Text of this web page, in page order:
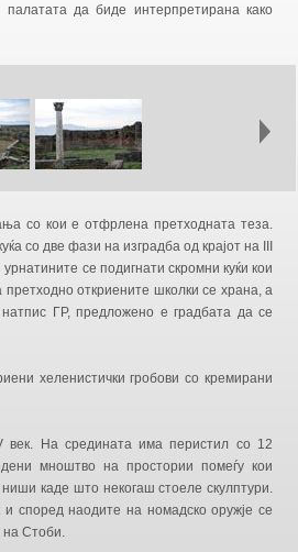
да биде интерпретирана како
со кои е отфрлена претходната теза.
со две фази на изградба од крајот на III
се подигнати скромни куќи кои
претходно откриените школки се храна, а
ГР, предложено е градбата да се
хеленистички гробови со кремирани
век. На средината има перистил со 12
мноштво на простории помеѓу кои
каде што некогаш стоеле скулптури.
според наодите на номадско оружје се
на Стоби.